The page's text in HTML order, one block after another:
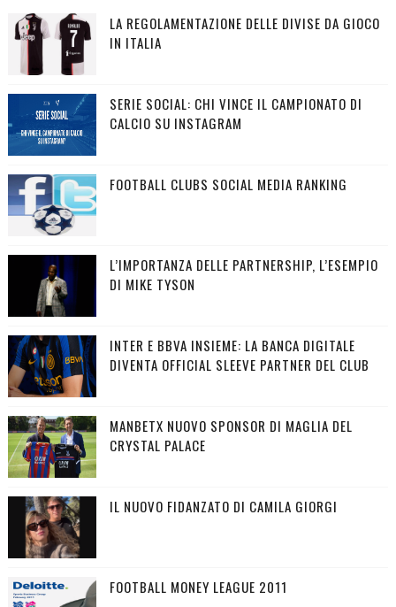
LA REGOLAMENTAZIONE DELLE DIVISE DA GIOCO
IN ITALIA
SERIE SOCIAL: CHI VINCE IL CAMPIONATO DI
CALCIO SU INSTAGRAM
FOOTBALL CLUBS SOCIAL MEDIA RANKING
L’IMPORTANZA DELLE PARTNERSHIP, L’ESEMPIO
DI MIKE TYSON
INTER E BBVA INSIEME: LA BANCA DIGITALE
DIVENTA OFFICIAL SLEEVE PARTNER DEL CLUB
MANBETX NUOVO SPONSOR DI MAGLIA DEL
CRYSTAL PALACE
IL NUOVO FIDANZATO DI CAMILA GIORGI
FOOTBALL MONEY LEAGUE 2011